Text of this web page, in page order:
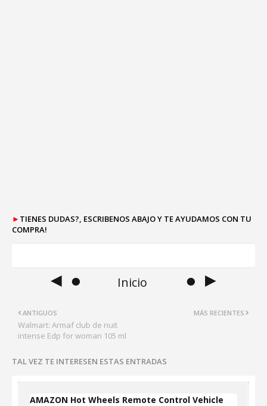
► TIENES DUDAS?, ESCRIBENOS ABAJO Y TE AYUDAMOS CON TU
COMPRA!
◄ ● Inicio ● ►
MÁS RECIENTES
ANTIGUOS
Walmart: Armaf club de nuit
intense Edp for woman 105 ml
TAL VEZ TE INTERESEN ESTAS ENTRADAS
AMAZON Hot Wheels Remote Control Vehicle